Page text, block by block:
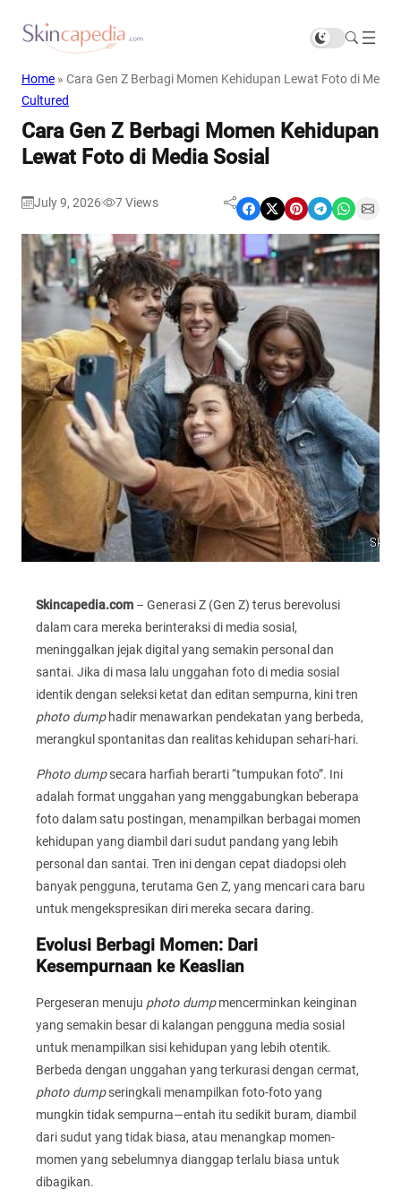
Home » Cara Gen Z Berbagi Momen Kehidupan Lewat Foto di Media
Cultured
Cara Gen Z Berbagi Momen Kehidupan
Lewat Foto di Media Sosial
July 9, 2026 7Views Share on Facebook Share on X Share on Pinterest Share on Telegram Share on WhatsApp Share on Email
Skincapedia.com – Generasi Z (Gen Z) terus berevolusi
dalam cara mereka berinteraksi di media sosial,
meninggalkan jejak digital yang semakin personal dan
santai. Jika di masa lalu unggahan foto di media sosial
identik dengan seleksi ketat dan editan sempurna, kini tren
photo dumphadir menawarkan pendekatan yang berbeda,
merangkul spontanitas dan realitas kehidupan sehari-hari.
Photo dumpsecara harfiah berarti “tumpukan foto”. Ini
adalah format unggahan yang menggabungkan beberapa
foto dalam satu postingan, menampilkan berbagai momen
kehidupan yang diambil dari sudut pandang yang lebih
personal dan santai. Tren ini dengan cepat diadopsi oleh
banyak pengguna, terutama Gen Z, yang mencari cara baru
untuk mengekspresikan diri mereka secara daring.
Evolusi Berbagi Momen: Dari
Kesempurnaan ke Keaslian
Pergeseran menuju photo dumpmencerminkan keinginan
yang semakin besar di kalangan pengguna media sosial
untuk menampilkan sisi kehidupan yang lebih otentik.
Berbeda dengan unggahan yang terkurasi dengan cermat,
photo dumpseringkali menampilkan foto-foto yang
mungkin tidak sempurna—entah itu sedikit buram, diambil
dari sudut yang tidak biasa, atau menangkap momen-
momen yang sebelumnya dianggap terlalu biasa untuk
dibagikan.